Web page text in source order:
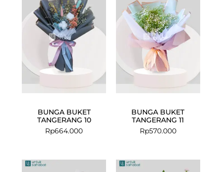
BUNGA BUKET
TANGERANG 10
Rp664.000
BUNGA BUKET
TANGERANG 11
Rp570.000